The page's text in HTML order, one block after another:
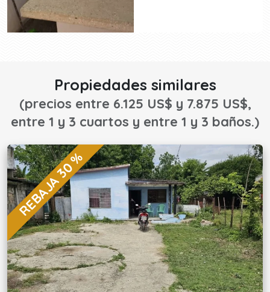
Propiedades similares
(precios entre 6.125 US$ y 7.875 US$,
entre 1 y 3 cuartos y entre 1 y 3 baños.)
REBAJA 30 %